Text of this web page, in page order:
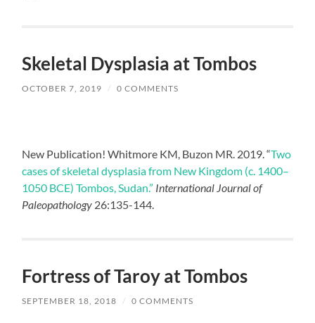
Skeletal Dysplasia at Tombos
OCTOBER 7, 2019 / 0 COMMENTS
New Publication! Whitmore KM, Buzon MR. 2019. “Two
cases of skeletal dysplasia from New Kingdom (c. 1400–
1050 BCE) Tombos, Sudan.” International Journal of
Paleopathology 26:135-144.
Fortress of Taroy at Tombos
SEPTEMBER 18, 2018 / 0 COMMENTS